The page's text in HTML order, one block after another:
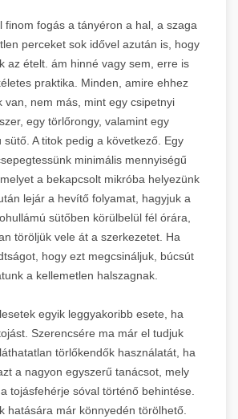
finom fogás a tányéron a hal, a szaga
perceket sok idővel azután is, hogy
az ételt. ám hinné vagy sem, erre is
praktika. Minden, amire ehhez
van, nem más, mint egy csipetnyi
egy törlőrongy, valamint egy
sütő. A titok pedig a következő. Egy
minimális mennyiségű
a bekapcsolt mikróba helyezünk
lejár a hevítő folyamat, hagyjuk a
sütőben körülbelül fél órára,
töröljük vele át a szerkezetet. Ha
hogy ezt megcsináljuk, búcsút
a kellemetlen halszagnak.
egyik leggyakoribb esete, ha
Szerencsére ma már el tudjuk
törlőkendők használatát, ha
a nagyon egyszerű tanácsot, mely
tojásfehérje sóval történő behintése.
hatására már könnyedén törölhető.